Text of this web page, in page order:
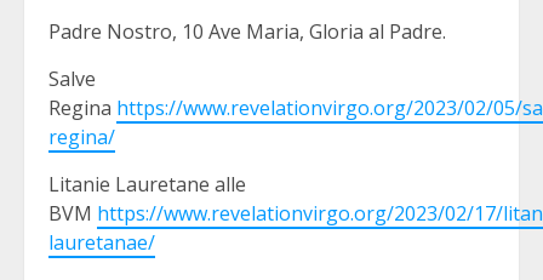
Padre Nostro, 10 Ave Maria, Gloria al Padre.
Salve
Regina https://www.revelationvirgo.org/2023/02/05/
regina/
Litanie Lauretane alle
BVM https://www.revelationvirgo.org/2023/02/17/
lauretanae/